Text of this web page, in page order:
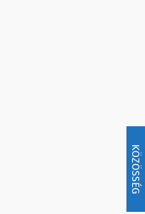
KÖZÖSSÉG